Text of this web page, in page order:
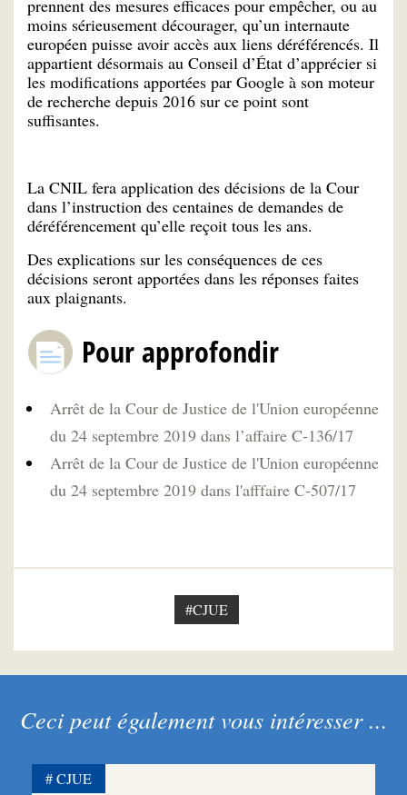
prennent des mesures efficaces pour empêcher, ou au
moins sérieusement décourager, qu’un internaute
européen puisse avoir accès aux liens déréférencés. Il
appartient désormais au Conseil d’État d’apprécier si
les modifications apportées par Google à son moteur
de recherche depuis 2016 sur ce point sont
suffisantes.
La CNIL fera application des décisions de la Cour
dans l’instruction des centaines de demandes de
déréférencement qu’elle reçoit tous les ans.
Des explications sur les conséquences de ces
décisions seront apportées dans les réponses faites
aux plaignants.
Pour approfondir
Arrêt de la Cour de Justice de l'Union européenne
du 24 septembre 2019 dans l’affaire C‑136/17
Arrêt de la Cour de Justice de l'Union européenne
du 24 septembre 2019 dans l'afffaire C‑507/17
#CJUE
Ceci peut également vous intéresser ...
CJUE